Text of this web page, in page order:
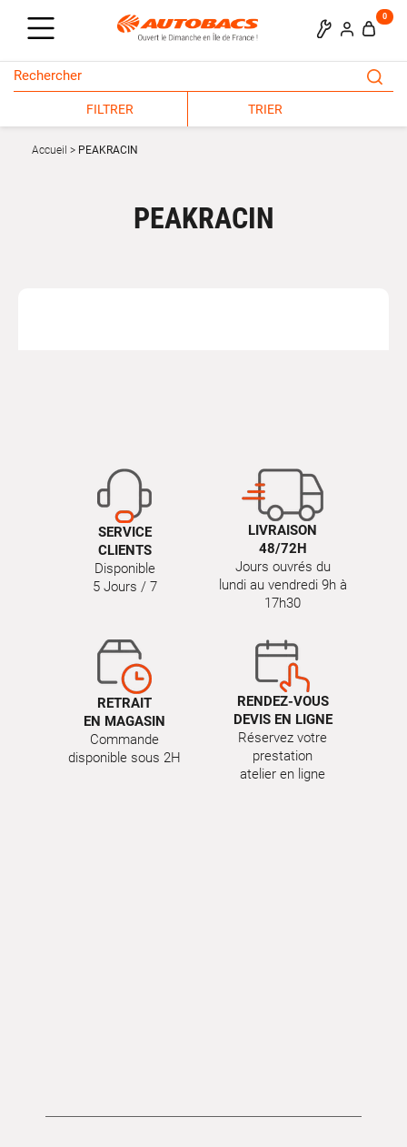
0
FILTRER TRIER
Accueil PEAKRACIN
PEAKRACIN
SERVICE
CLIENTS
Disponible
5 Jours / 7
LIVRAISON
48/72H
Jours ouvrés du
lundi au vendredi 9h à
17h30
RETRAIT
EN MAGASIN
Commande
disponible sous 2H
RENDEZ-VOUS
DEVIS EN LIGNE
Réservez votre
prestation
atelier en ligne